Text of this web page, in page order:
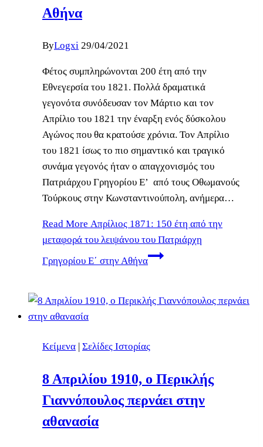
Αθήνα
ByLogxi 29/04/2021
Φέτος συμπληρώνονται 200 έτη από την
Εθνεγερσία του 1821. Πολλά δραματικά
γεγονότα συνόδευσαν τον Μάρτιο και τον
Απρίλιο του 1821 την έναρξη ενός δύσκολου
Αγώνος που θα κρατούσε χρόνια. Τον Απρίλιο
του 1821 ίσως το πιο σημαντικό και τραγικό
συνάμα γεγονός ήταν ο απαγχονισμός του
Πατριάρχου Γρηγορίου Ε’ από τους Οθωμανούς
Τούρκους στην Κωνσταντινούπολη, ανήμερα…
Read More Απρίλιος 1871: 150 έτη από την
μεταφορά του λειψάνου του Πατριάρχη
Γρηγορίου Ε΄ στην Αθήνα
Κείμενα | Σελίδες Ιστορίας
8 Απριλίου 1910, ο Περικλής
Γιαννόπουλος περνάει στην
αθανασία